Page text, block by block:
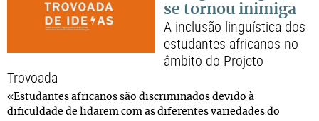
se tornou inimiga
A inclusão linguística dos
estudantes africanos no
âmbito do Projeto
Trovoada
«Estudantes africanos são discriminados devido à
dificuldade de lidarem com as diferentes variedades do